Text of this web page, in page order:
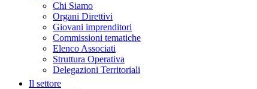
Chi Siamo
Organi Direttivi
Giovani imprenditori
Commissioni tematiche
Elenco Associati
Struttura Operativa
Delegazioni Territoriali
Il settore